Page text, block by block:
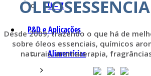
U – Z
P&D e Aplicações
Alimentícias
Desde 2009, trazendo o que há de
sobre óleos essenciais, químicos
naturais, aromaterapia,